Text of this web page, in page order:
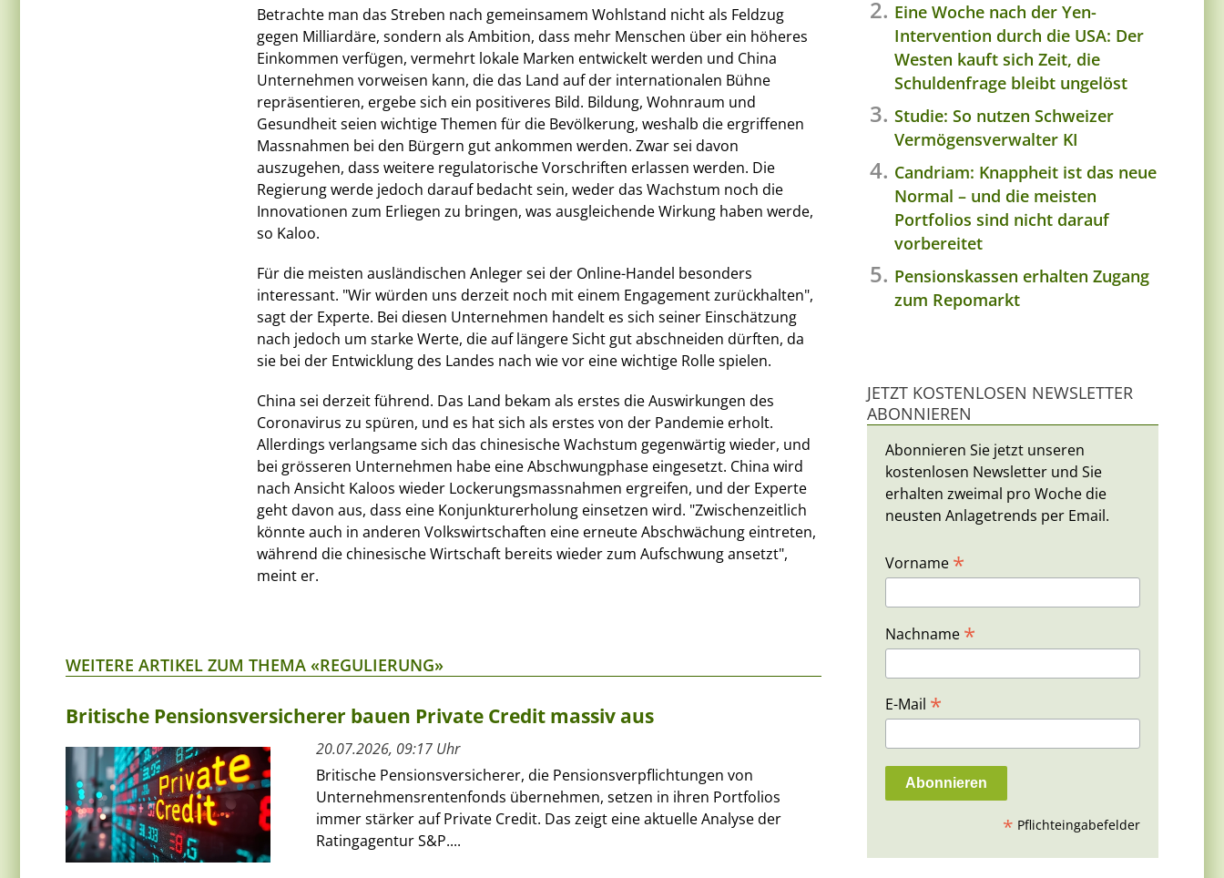
Betrachte man das Streben nach gemeinsamem Wohlstand nicht als Feldzug
gegen Milliardäre, sondern als Ambition, dass mehr Menschen über ein höheres
Einkommen verfügen, vermehrt lokale Marken entwickelt werden und China
Unternehmen vorweisen kann, die das Land auf der internationalen Bühne
repräsentieren, ergebe sich ein positiveres Bild. Bildung, Wohnraum und
Gesundheit seien wichtige Themen für die Bevölkerung, weshalb die ergriffenen
Massnahmen bei den Bürgern gut ankommen werden. Zwar sei davon
auszugehen, dass weitere regulatorische Vorschriften erlassen werden. Die
Regierung werde jedoch darauf bedacht sein, weder das Wachstum noch die
Innovationen zum Erliegen zu bringen, was ausgleichende Wirkung haben werde,
so Kaloo.
Für die meisten ausländischen Anleger sei der Online-Handel besonders
interessant. "Wir würden uns derzeit noch mit einem Engagement zurückhalten",
sagt der Experte. Bei diesen Unternehmen handelt es sich seiner Einschätzung
nach jedoch um starke Werte, die auf längere Sicht gut abschneiden dürften, da
sie bei der Entwicklung des Landes nach wie vor eine wichtige Rolle spielen.
China sei derzeit führend. Das Land bekam als erstes die Auswirkungen des
Coronavirus zu spüren, und es hat sich als erstes von der Pandemie erholt.
Allerdings verlangsame sich das chinesische Wachstum gegenwärtig wieder, und
bei grösseren Unternehmen habe eine Abschwungphase eingesetzt. China wird
nach Ansicht Kaloos wieder Lockerungsmassnahmen ergreifen, und der Experte
geht davon aus, dass eine Konjunkturerholung einsetzen wird. "Zwischenzeitlich
könnte auch in anderen Volkswirtschaften eine erneute Abschwächung eintreten,
während die chinesische Wirtschaft bereits wieder zum Aufschwung ansetzt",
meint er.
WEITERE ARTIKEL ZUM THEMA «REGULIERUNG»
Britische Pensionsversicherer bauen Private Credit massiv aus
20.07.2026, 09:17 Uhr
Britische Pensionsversicherer, die Pensionsverpflichtungen von
Unternehmensrentenfonds übernehmen, setzen in ihren Portfolios
immer stärker auf Private Credit. Das zeigt eine aktuelle Analyse der
Ratingagentur S&P....
Eine Woche nach der Yen-
Intervention durch die USA: Der
Westen kauft sich Zeit, die
Schuldenfrage bleibt ungelöst
Studie: So nutzen Schweizer
Vermögensverwalter KI
Candriam: Knappheit ist das neue
Normal – und die meisten
Portfolios sind nicht darauf
vorbereitet
Pensionskassen erhalten Zugang
zum Repomarkt
JETZT KOSTENLOSEN NEWSLETTER
ABONNIEREN
Abonnieren Sie jetzt unseren
kostenlosen Newsletter und Sie
erhalten zweimal pro Woche die
neusten Anlagetrends per Email.
Vorname *
Nachname *
E-Mail *
* Pflichteingabefelder